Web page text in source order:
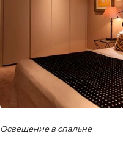
Освещение в спальне